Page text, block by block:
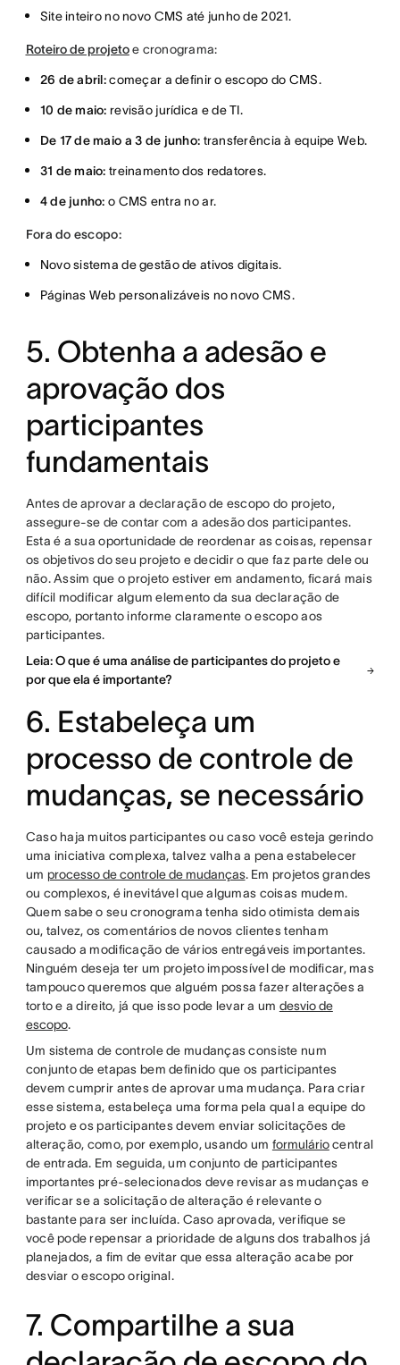
Site inteiro no novo CMS até junho de 2021.
Roteiro de projetoe cronograma:
26 de abril:começar a definir o escopo do CMS.
10 de maio:revisão jurídica e de TI.
De 17 de maio a 3 de junho: transferência à equipe Web.
31 de maio:treinamento dos redatores.
4 de junho:o CMS entra no ar.
Fora do escopo:
Novo sistema de gestão de ativos digitais.
Páginas Web personalizáveis no novo CMS.
5. Obtenha a adesão e
aprovação dos
participantes
fundamentais
Antes de aprovar a declaração de escopo do projeto,
assegure-se de contar com a adesão dos participantes.
Esta é a sua oportunidade de reordenar as coisas, repensar
os objetivos do seu projeto e decidir o que faz parte dele ou
não. Assim que o projeto estiver em andamento, ficará mais
difícil modificar algum elemento da sua declaração de
escopo, portanto informe claramente o escopo aos
participantes.
Leia: O que é uma análise de participantes do projeto e
por que ela é importante?
6. Estabeleça um
processo de controle de
mudanças, se necessário
Caso haja muitos participantes ou caso você esteja gerindo
uma iniciativa complexa, talvez valha a pena estabelecer
um processo de controle de mudanças. Em projetos grandes
ou complexos, é inevitável que algumas coisas mudem.
Quem sabe o seu cronograma tenha sido otimista demais
ou, talvez, os comentários de novos clientes tenham
causado a modificação de vários entregáveis importantes.
Ninguém deseja ter um projeto impossível de modificar, mas
tampouco queremos que alguém possa fazer alterações a
torto e a direito, já que isso pode levar a um desvio de
escopo.
Um sistema de controle de mudanças consiste num
conjunto de etapas bem definido que os participantes
devem cumprir antes de aprovar uma mudança. Para criar
esse sistema, estabeleça uma forma pela qual a equipe do
projeto e os participantes devem enviar solicitações de
alteração, como, por exemplo, usando um formuláriocentral
de entrada. Em seguida, um conjunto de participantes
importantes pré-selecionados deve revisar as mudanças e
verificar se a solicitação de alteração é relevante o
bastante para ser incluída. Caso aprovada, verifique se
você pode repensar a prioridade de alguns dos trabalhos já
planejados, a fim de evitar que essa alteração acabe por
desviar o escopo original.
7. Compartilhe a sua